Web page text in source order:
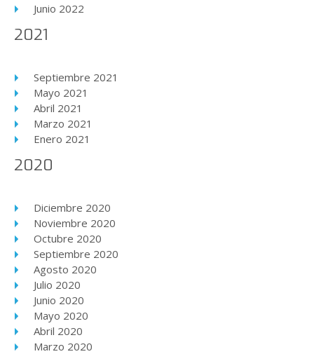
Junio 2022
2021
Septiembre 2021
Mayo 2021
Abril 2021
Marzo 2021
Enero 2021
2020
Diciembre 2020
Noviembre 2020
Octubre 2020
Septiembre 2020
Agosto 2020
Julio 2020
Junio 2020
Mayo 2020
Abril 2020
Marzo 2020